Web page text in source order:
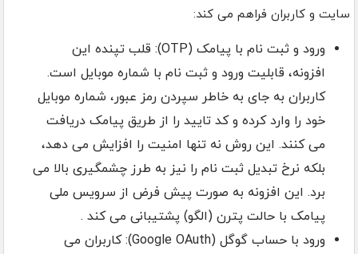
سایت و کاربران فراهم می کند:
ورود و ثبت نام با پیامک (OTP): قلب تپنده این
افزونه، قابلیت ورود و ثبت نام با شماره موبایل است.
کاربران به جای به خاطر سپردن رمز عبور، شماره موبایل
خود را وارد کرده و کد تایید را از طریق پیامک دریافت
می کنند. این روش نه تنها امنیت را افزایش می دهد،
بلکه نرخ تبدیل ثبت نام را نیز به طرز چشمگیری بالا می
برد. این افزونه به صورت پیش فرض از سرویس ملی
پیامک با حالت پترن (الگو) پشتیبانی می کند .
ورود با حساب گوگل (Google OAuth): کاربران می